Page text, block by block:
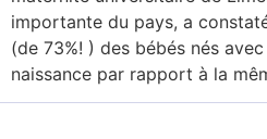
importante du pays, a
(de 73%! ) des bébés nés
naissance par rapport à la